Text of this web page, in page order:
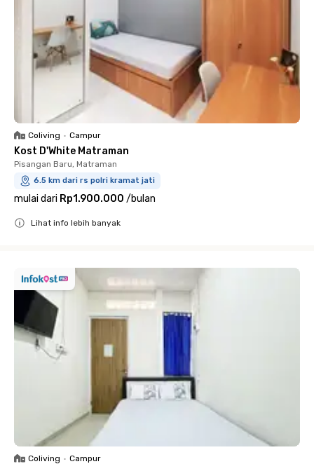
Coliving • Campur
Kost D'White Matraman
Pisangan Baru, Matraman
6.5 km dari rs polri kramat jati
mulai dari Rp1.900.000 /bulan
Lihat info lebih banyak
Coliving • Campur